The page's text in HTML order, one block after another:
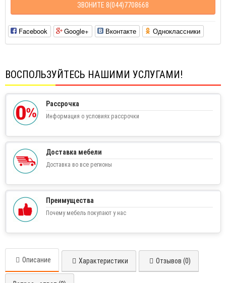
ЗВОНИТЕ 8(044)7708668
Facebook Google+ Вконтакте Одноклассники
ВОСПОЛЬЗУЙТЕСЬ НАШИМИ УСЛУГАМИ!
Рассрочка
Информация о условиях рассрочки
Доставка мебели
Доставка во все регионы
Преимущества
Почему мебель покупают у нас
Описание Характеристики Отзывов (0)